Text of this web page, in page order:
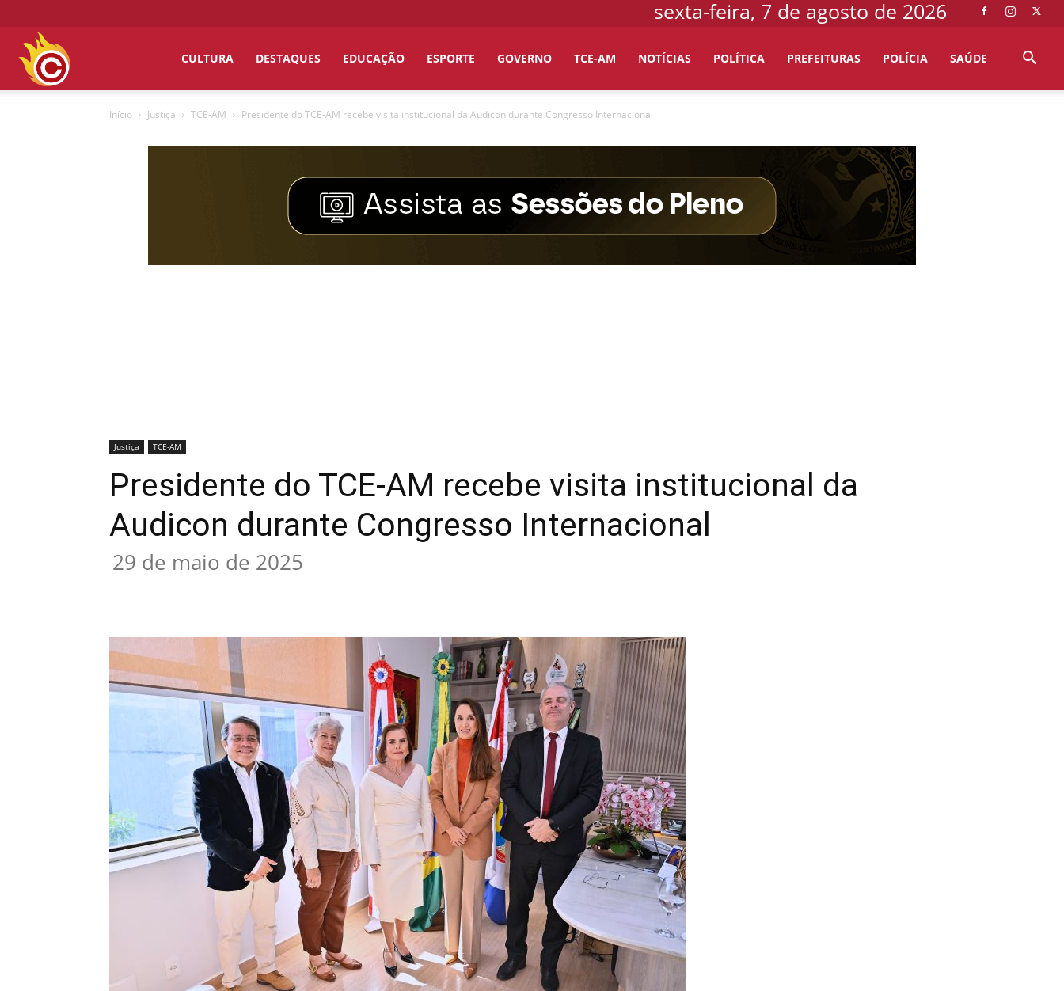
sexta-feira, 7 de agosto de 2026
CULTURA DESTAQUES EDUCAÇÃO ESPORTE GOVERNO TCE-AM NOTÍCIAS POLÍTICA PREFEITURAS POLÍCIA SAÚDE
Início Justiça TCE-AM Presidente do TCE-AM recebe visita institucional da Audicon durante Congresso Internacional
Justiça TCE-AM
Presidente do TCE-AM recebe visita institucional da
Audicon durante Congresso Internacional
29 de maio de 2025